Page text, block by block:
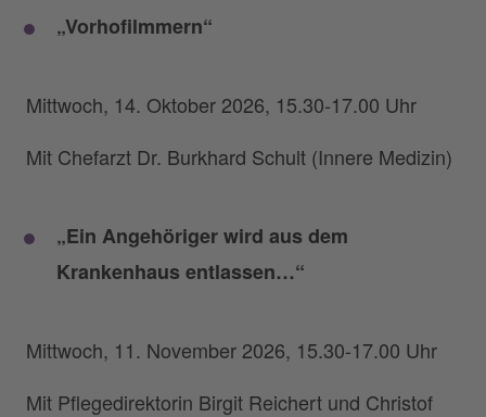
„Vorhofilmmern“
Mittwoch, 14. Oktober 2026, 15.30-17.00 Uhr
Mit Chefarzt Dr. Burkhard Schult (Innere Medizin)
„Ein Angehöriger wird aus dem
Krankenhaus entlassen…“
Mittwoch, 11. November 2026, 15.30-17.00 Uhr
Mit Pflegedirektorin Birgit Reichert und Christof